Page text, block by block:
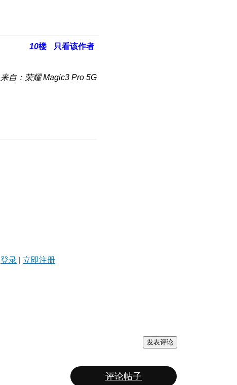
10楼 只看该作者
来自：荣耀 Magic3 Pro 5G
登录 立即注册
发表评论
评论帖子